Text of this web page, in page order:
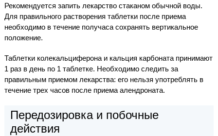
Рекомендуется запить лекарство стаканом обычной воды.
Для правильного растворения таблетки после приема
необходимо в течение получаса сохранять вертикальное
положение.
Таблетки колекальциферона и кальция карбоната принимают
1 раз в день по 1 таблетке. Необходимо следить за
правильным приемом лекарства: его нельзя употреблять в
течение трех часов после приема алендроната.
Передозировка и побочные
действия